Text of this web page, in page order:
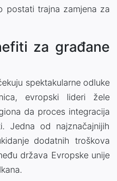
postati trajna zamjena za
za građane
spektakularne odluke
evropski lideri žele
da proces integracija
Jedna od najznačajnijih
dodatnih troškova
država Evropske unije